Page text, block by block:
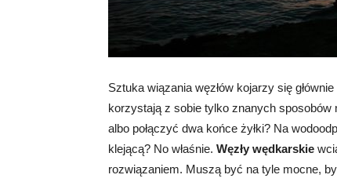
Sztuka wiązania węzłów kojarzy się
korzystają z sobie tylko znanych sposobów
albo połączyć dwa końce żyłki? Na
klejącą? No właśnie. Węzły wędkarskie
rozwiązaniem. Muszą być na tyle mocne,